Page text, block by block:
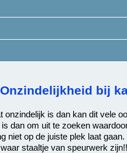
Onzindelijkheid bij
onzindelijk is dan kan dit vele
dan om uit te zoeken
niet op de juiste plek laat
staaltje van speurwerk